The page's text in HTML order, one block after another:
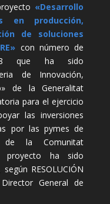
«Desarrollo
en producción,
de soluciones
con número de
que ha sido
de Innovación,
de la Generalitat
para el ejercicio
las inversiones
por las pymes de
de la Comunitat
proyecto ha sido
RESOLUCIÓN
General de